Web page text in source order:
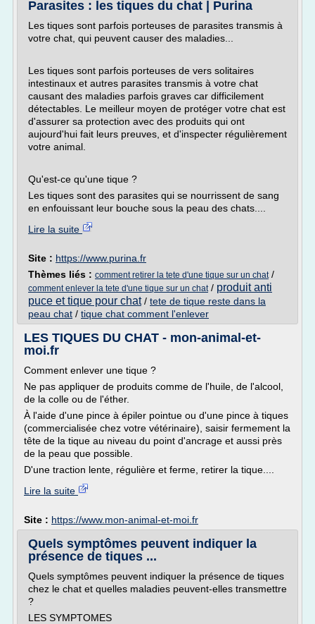
Parasites : les tiques du chat | Purina
Les tiques sont parfois porteuses de parasites transmis à
votre chat, qui peuvent causer des maladies...
Les tiques sont parfois porteuses de vers solitaires
intestinaux et autres parasites transmis à votre chat
causant des maladies parfois graves car difficilement
détectables. Le meilleur moyen de protéger votre chat est
d'assurer sa protection avec des produits qui ont
aujourd'hui fait leurs preuves, et d'inspecter régulièrement
votre animal.
Qu'est-ce qu'une tique ?
Les tiques sont des parasites qui se nourrissent de sang
en enfouissant leur bouche sous la peau des chats....
Lire la suite
Site : https://www.purina.fr
Thèmes liés : comment retirer la tete d'une tique sur un chat/
comment enlever la tete d'une tique sur un chat/ produit anti
puce et tique pour chat/ tete de tique reste dans la
peau chat / tique chat comment l'enlever
LES TIQUES DU CHAT - mon-animal-et-
moi.fr
Comment enlever une tique ?
Ne pas appliquer de produits comme de l'huile, de l'alcool,
de la colle ou de l'éther.
À l'aide d'une pince à épiler pointue ou d'une pince à tiques
(commercialisée chez votre vétérinaire), saisir fermement la
tête de la tique au niveau du point d'ancrage et aussi près
de la peau que possible.
D'une traction lente, régulière et ferme, retirer la tique....
Lire la suite
Site : https://www.mon-animal-et-moi.fr
Quels symptômes peuvent indiquer la
présence de tiques ...
Quels symptômes peuvent indiquer la présence de tiques
chez le chat et quelles maladies peuvent-elles transmettre
?
LES SYMPTOMES